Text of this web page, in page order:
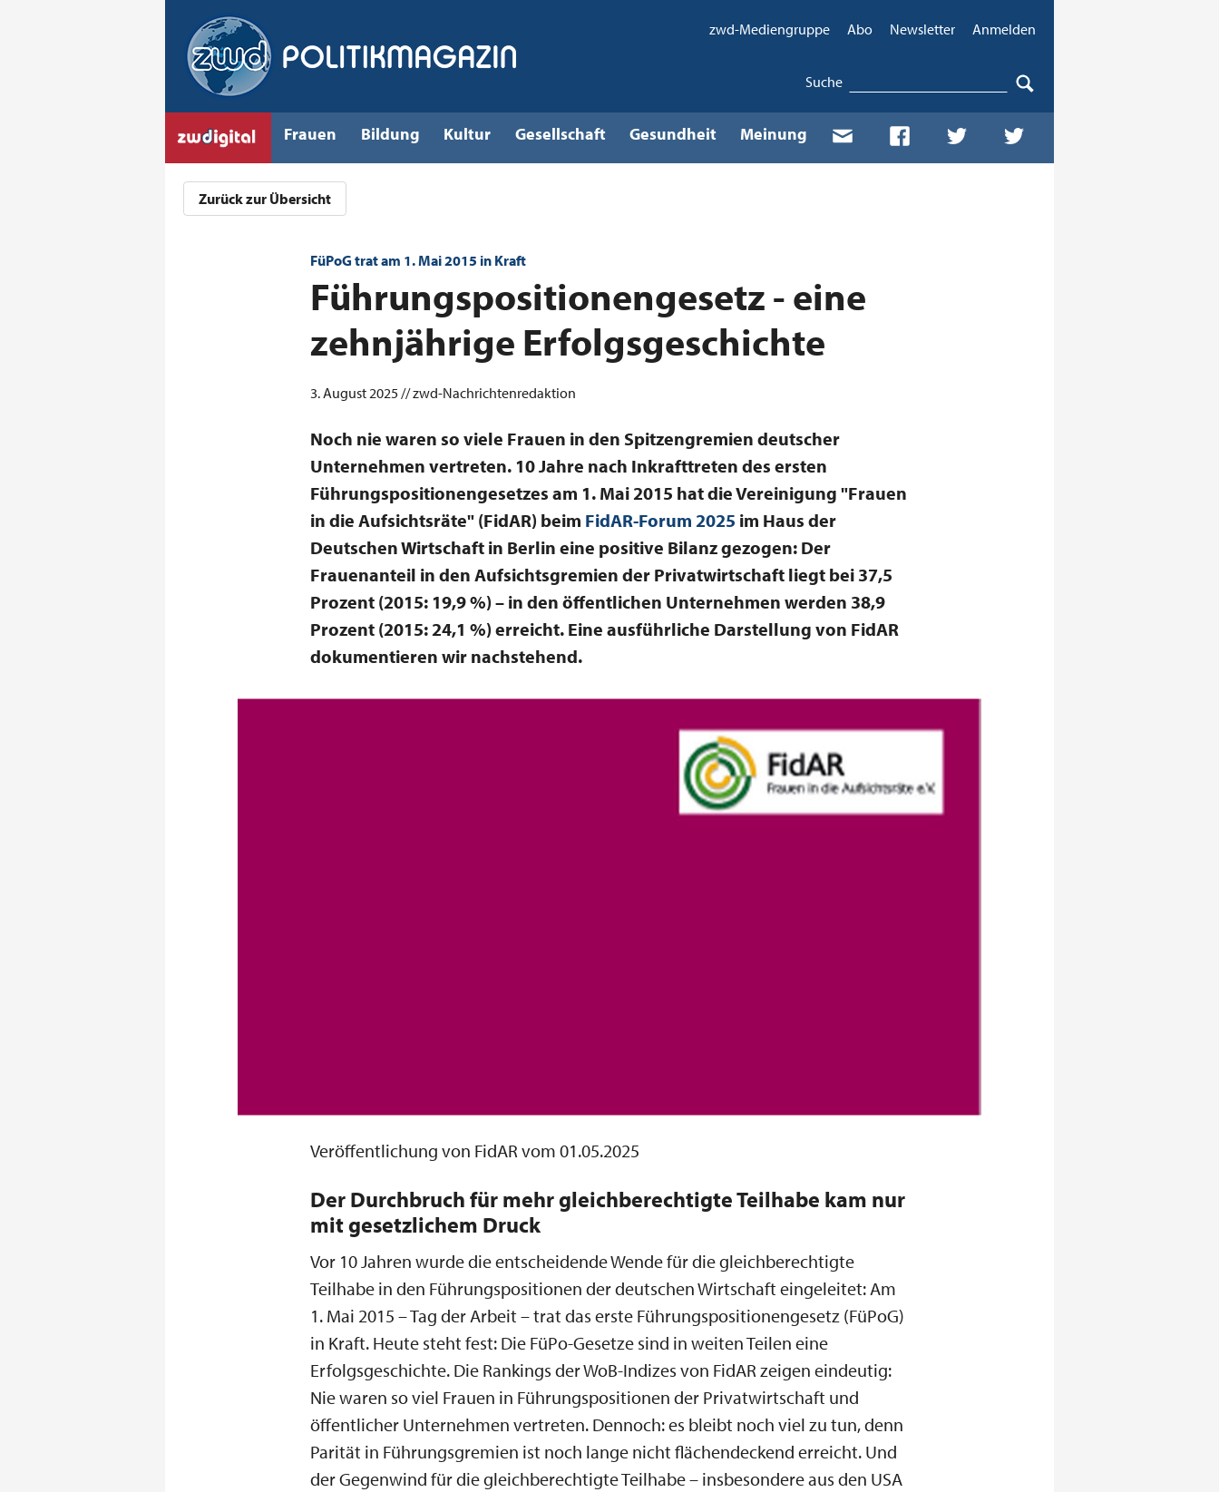
zwd-Mediengruppe Abo Newsletter Anmelden
Suche
Frauen Bildung Kultur Gesellschaft Gesundheit Meinung
Zurück zur Übersicht
FüPoG trat am 1. Mai 2015 in Kraft
:Führungspositionengesetz - eine
zehnjährige Erfolgsgeschichte
3. August 2025 // zwd-Nachrichtenredaktion
Noch nie waren so viele Frauen in den Spitzengremien deutscher
Unternehmen vertreten. 10 Jahre nach Inkrafttreten des ersten
Führungspositionengesetzes am 1. Mai 2015 hat die Vereinigung "Frauen
in die Aufsichtsräte" (FidAR) beim FidAR-Forum 2025 im Haus der
Deutschen Wirtschaft in Berlin eine positive Bilanz gezogen: Der
Frauenanteil in den Aufsichtsgremien der Privatwirtschaft liegt bei 37,5
Prozent (2015: 19,9 %) – in den öffentlichen Unternehmen werden 38,9
Prozent (2015: 24,1 %) erreicht. Eine ausführliche Darstellung von FidAR
dokumentieren wir nachstehend.
Veröffentlichung von FidAR vom 01.05.2025
Der Durchbruch für mehr gleichberechtigte Teilhabe kam nur
mit gesetzlichem Druck
Vor 10 Jahren wurde die entscheidende Wende für die gleichberechtigte
Teilhabe in den Führungspositionen der deutschen Wirtschaft eingeleitet: Am
1. Mai 2015 – Tag der Arbeit – trat das erste Führungspositionengesetz (FüPoG)
in Kraft. Heute steht fest: Die FüPo-Gesetze sind in weiten Teilen eine
Erfolgsgeschichte. Die Rankings der WoB-Indizes von FidAR zeigen eindeutig:
Nie waren so viel Frauen in Führungspositionen der Privatwirtschaft und
öffentlicher Unternehmen vertreten. Dennoch: es bleibt noch viel zu tun, denn
Parität in Führungsgremien ist noch lange nicht flächendeckend erreicht. Und
der Gegenwind für die gleichberechtigte Teilhabe – insbesondere aus den USA